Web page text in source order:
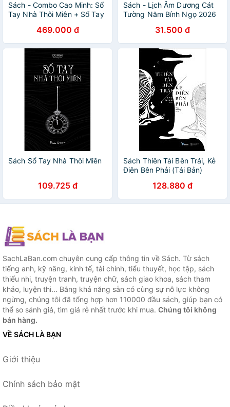
Sách - Combo Cao Minh: Sổ
Tay Nhà Thôi Miên + Sổ Tay
Bên Trái Kẻ Điên Bên Phải
(Bộ 3 Cuốn)
469.000 đ
Sách - Lịch Âm Dương Cát
Tường Năm Bính Ngọ 2026
31.500 đ
Sách Sổ Tay Nhà Thôi Miên
109.725 đ
Sách Thiên Tài Bên Trái, Kẻ
Điên Bên Phải (Tái Bản)
128.880 đ
SachLaBan.com chuyên cung cấp thông tin về Sách. Từ sách
tiếng anh, kỹ năng, kinh tế, tài chính, tiểu thuyết, học tập, sách
thiếu nhi, truyện tranh, truyện chữ, sách giao khoa, sách tham
khảo, luyện thi... Bằng khả năng sẵn có cùng sự nỗ lực không
ngừng, chúng tôi đã tổng hợp hơn 110000 đầu sách, giúp bạn có
thể so sánh giá, tìm giá rẻ nhất trước khi mua. Chúng tôi không
bán hàng.
VỀ SÁCH LÀ BẠN
Giới thiệu
Chính sách bảo mật